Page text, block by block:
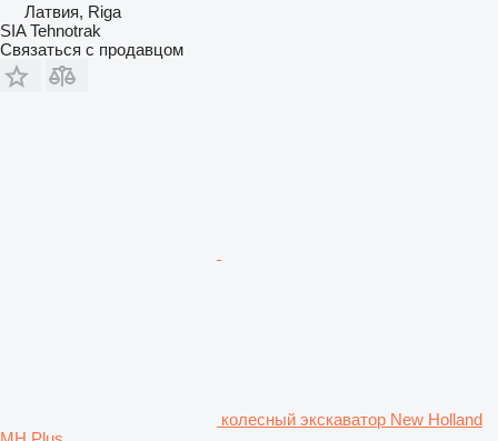
Латвия, Riga
SIA Tehnotrak
Связаться с продавцом
колесный экскаватор New Holland